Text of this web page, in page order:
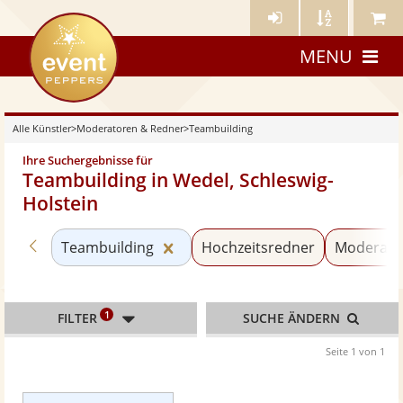
Künstler- Künstler Meine
eventpeppers
MENU
Alle Künstler>Moderatoren & Redner>Teambuilding
Ihre Suchergebnisse für
Teambuilding in Wedel, Schleswig-
Holstein
Zurück zu «Moderatoren & Redner»
Teambuilding Kategorie «Teambuilding»
Hochzeitsredner
FILTER 1 SUCHE ÄNDERN
Seite 1 von 1